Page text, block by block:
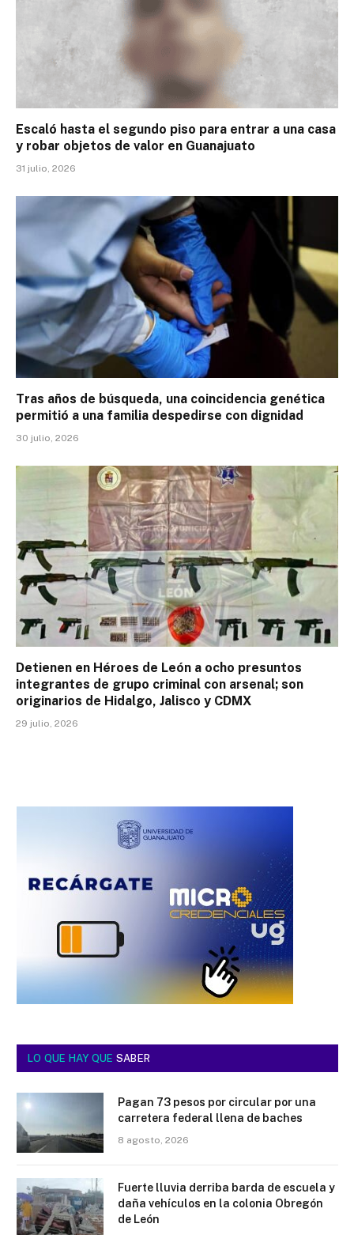
Escaló hasta el segundo piso para entrar a una casa
y robar objetos de valor en Guanajuato
31 julio, 2026
Tras años de búsqueda, una coincidencia genética
permitió a una familia despedirse con dignidad
30 julio, 2026
Detienen en Héroes de León a ocho presuntos
integrantes de grupo criminal con arsenal; son
originarios de Hidalgo, Jalisco y CDMX
29 julio, 2026
LO QUE HAY QUE SABER
Pagan 73 pesos por circular por una
carretera federal llena de baches
8 agosto, 2026
Fuerte lluvia derriba barda de escuela y
daña vehículos en la colonia Obregón
de León